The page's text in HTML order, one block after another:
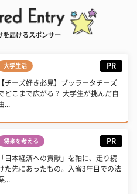
を届けるスポンサー
大学生活 PR
【チーズ好き必見】ブッラータチーズ
どこまで広がる？ 大学生が挑んだ自
...
将来を考える PR
「日本経済への貢献」を軸に、走り続
た先にあったもの。入省3年目での法
...